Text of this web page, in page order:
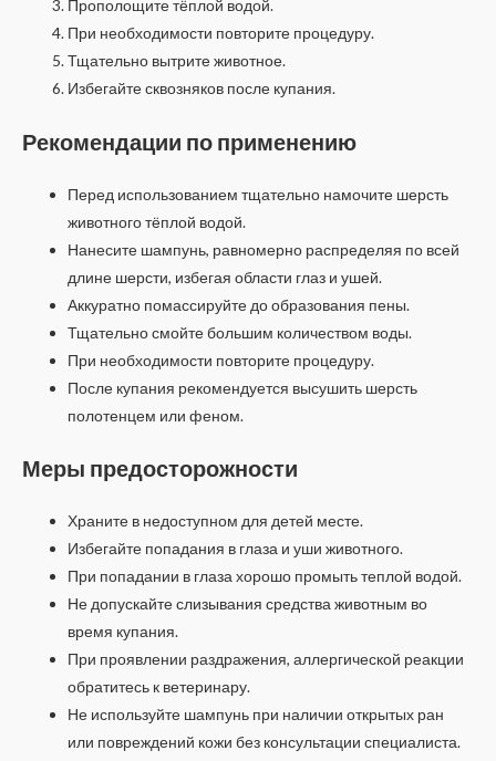
Прополощите тёплой водой.
При необходимости повторите процедуру.
Тщательно вытрите животное.
Избегайте сквозняков после купания.
Рекомендации по применению
Перед использованием тщательно намочите шерсть
животного тёплой водой.
Нанесите шампунь, равномерно распределяя по всей
длине шерсти, избегая области глаз и ушей.
Аккуратно помассируйте до образования пены.
Тщательно смойте большим количеством воды.
При необходимости повторите процедуру.
После купания рекомендуется высушить шерсть
полотенцем или феном.
Меры предосторожности
Храните в недоступном для детей месте.
Избегайте попадания в глаза и уши животного.
При попадании в глаза хорошо промыть теплой водой.
Не допускайте слизывания средства животным во
время купания.
При проявлении раздражения, аллергической реакции
обратитесь к ветеринару.
Не используйте шампунь при наличии открытых ран
или повреждений кожи без консультации специалиста.